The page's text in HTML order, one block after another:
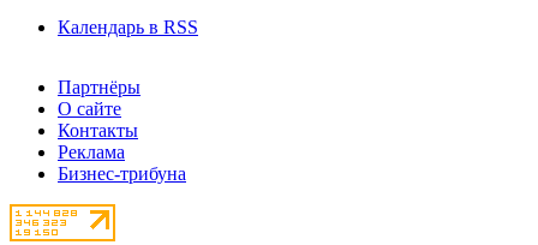
Календарь в RSS
Партнёры
О сайте
Контакты
Реклама
Бизнес-трибуна